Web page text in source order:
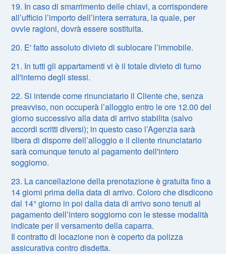
19. In caso di smarrimento delle chiavi, a corrispondere
all’ufficio l’importo dell’intera serratura, la quale, per
ovvie ragioni, dovrà essere sostituita.
20. E' fatto assoluto divieto di sublocare l’immobile.
21. In tutti gli appartamenti vi è il totale divieto di fumo
all'interno degli stessi.
22. Si intende come rinunciatario il Cliente che, senza
preavviso, non occuperà l’alloggio entro le ore 12.00 del
giorno successivo alla data di arrivo stabilita (salvo
accordi scritti diversi); in questo caso l’Agenzia sarà
libera di disporre dell’alloggio e il cliente rinunciatario
sarà comunque tenuto al pagamento dell'intero
soggiorno.
23. La cancellazione della prenotazione è gratuita fino a
14 giorni prima della data di arrivo. Coloro che disdicono
dal 14° giorno in poi dalla data di arrivo sono tenuti al
pagamento dell’intero soggiorno con le stesse modalità
indicate per il versamento della caparra.
Il contratto di locazione non è coperto da polizza
assicurativa contro disdetta.